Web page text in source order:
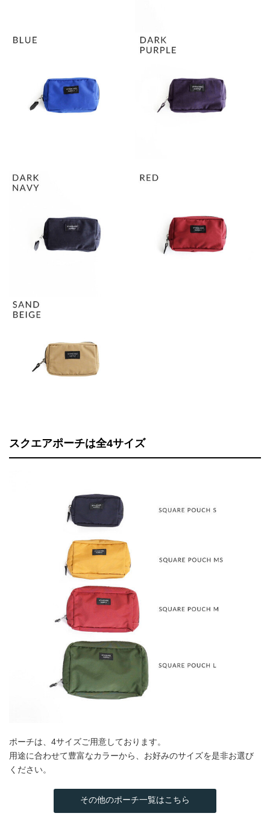
スクエアポーチは全4サイズ
ポーチは、4サイズご用意しております。
用途に合わせて豊富なカラーから、お好みのサイズを是非お選び
ください。
その他のポーチ一覧はこちら